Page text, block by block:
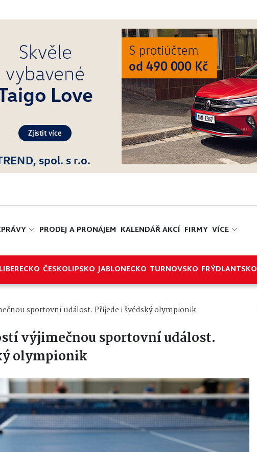
PRODEJ A PRONÁJEM KALENDÁŘ AKCÍ FIRMY VÍCE
LIBERECKO ČESKOLIPSKO JABLONECKO TURNOVSKO FRÝDLANTSKO
sportovní událost. Přijede i švédský olympionik
výjimečnou sportovní událost.
olympionik